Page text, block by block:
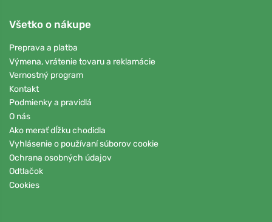
Všetko o nákupe
Preprava a platba
Výmena, vrátenie tovaru a reklamácie
Vernostný program
Kontakt
Podmienky a pravidlá
O nás
Ako merať dĺžku chodidla
Vyhlásenie o používaní súborov cookie
Ochrana osobných údajov
Odtlačok
Cookies